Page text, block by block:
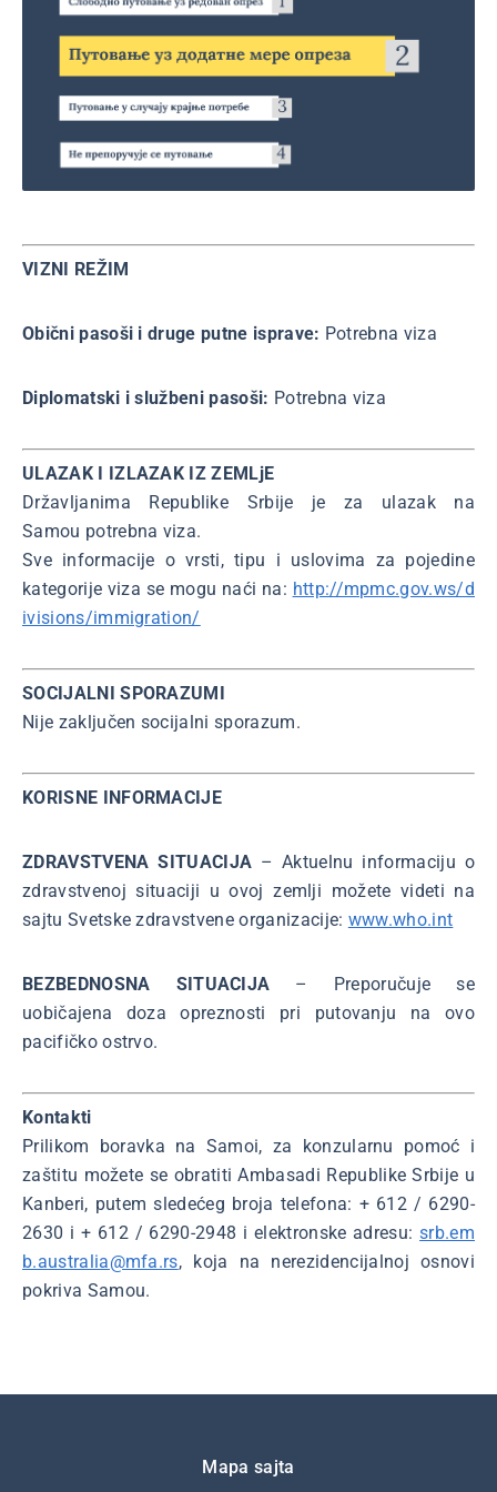
VIZNI REŽIM
Obični pasoši i druge putne isprave: Potrebna viza
Diplomatski i službeni pasoši: Potrebna viza
ULAZAK I IZLAZAK IZ ZEMLjE
Državljanima Republike Srbije je za ulazak na
Samou potrebna viza.
Sve informacije o vrsti, tipu i uslovima za pojedine
kategorije viza se mogu naći na: http://mpmc.gov.ws/d
ivisions/immigration/
SOCIJALNI SPORAZUMI
Nije zaključen socijalni sporazum.
KORISNE INFORMACIJE
ZDRAVSTVENA SITUACIJA – Aktuelnu informaciju o
zdravstvenoj situaciji u ovoj zemlji možete videti na
sajtu Svetske zdravstvene organizacije: www.who.int
BEZBEDNOSNA SITUACIJA – Preporučuje se
uobičajena doza opreznosti pri putovanju na ovo
pacifičko ostrvo.
Kontakti
Prilikom boravka na Samoi, za konzularnu pomoć i
zaštitu možete se obratiti Ambasadi Republike Srbije u
Kanberi, putem sledećeg broja telefona: + 612 / 6290-
2630 i + 612 / 6290-2948 i elektronske adresu:srb.em
b.australia@mfa.rs, koja na nerezidencijalnoj osnovi
pokriva Samou.
Mapa sajta